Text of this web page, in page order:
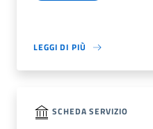
LEGGI DI PIÙ
SCHEDA SERVIZIO